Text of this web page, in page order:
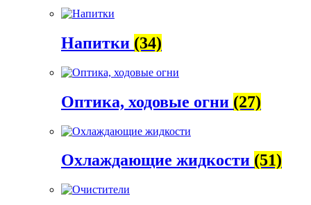
Напитки (34)
Оптика, ходовые огни (27)
Охлаждающие жидкости (51)